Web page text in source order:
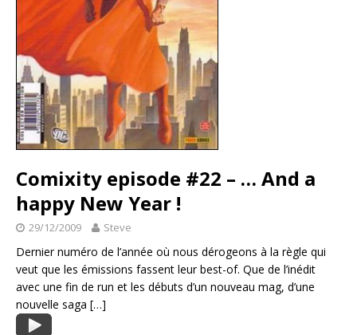
Comixity episode #22 – … And a
happy New Year !
29/12/2009 Steve
Dernier numéro de l’année où nous dérogeons à la règle qui
veut que les émissions fassent leur best-of. Que de l’inédit
avec une fin de run et les débuts d’un nouveau mag, d’une
nouvelle saga […]